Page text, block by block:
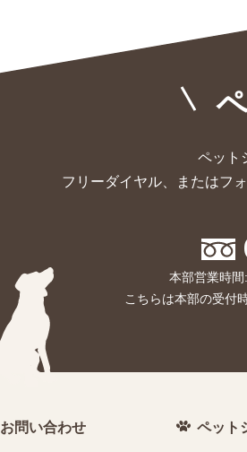
ペット
フリーダイヤル、またはフ
本部営業時間
こちらは本部の受付
お問い合わせ ペット